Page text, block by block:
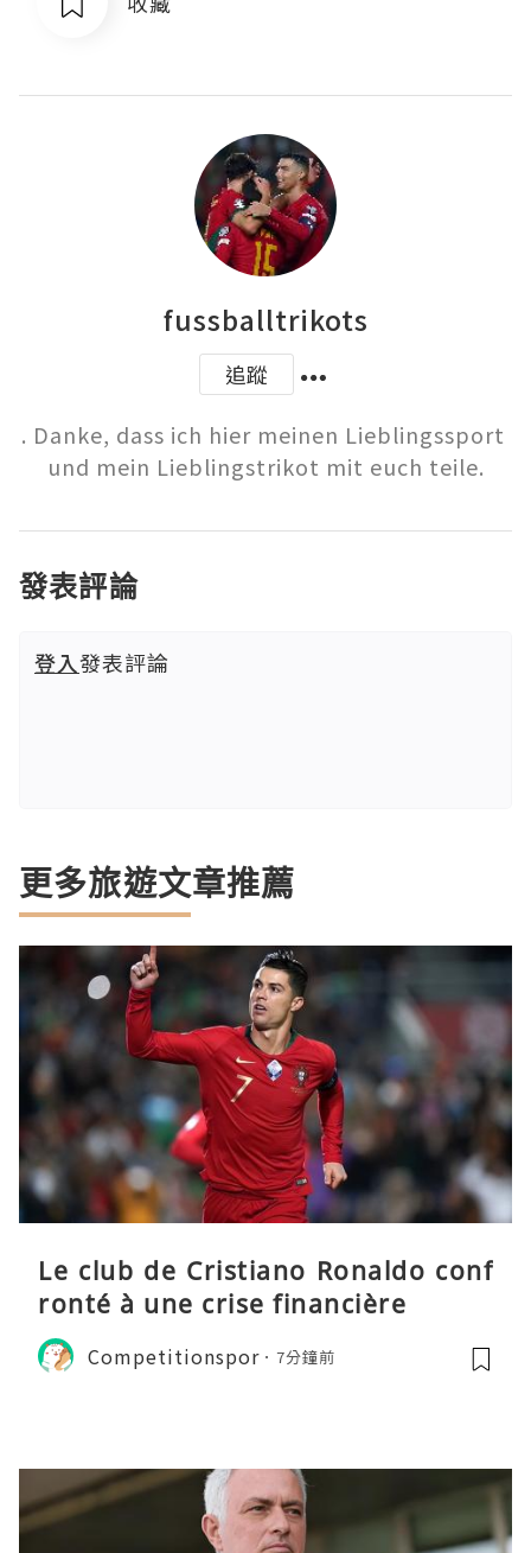
fussballtrikots
追蹤
. Danke, dass ich hier meinen Lieblingssport
und mein Lieblingstrikot mit euch teile.
發表評論
登入發表評論
更多旅遊文章推薦
Le club de Cristiano Ronaldo conf
ronté à une crise financière
Competitionspor 7分鐘前